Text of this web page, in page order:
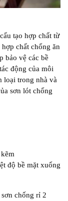
tạo hợp chất từ
chất chống ăn
bảo vệ các bề
động của môi
loại trong nhà và
sơn lót chống
độ bề mặt xuống
chống rỉ 2